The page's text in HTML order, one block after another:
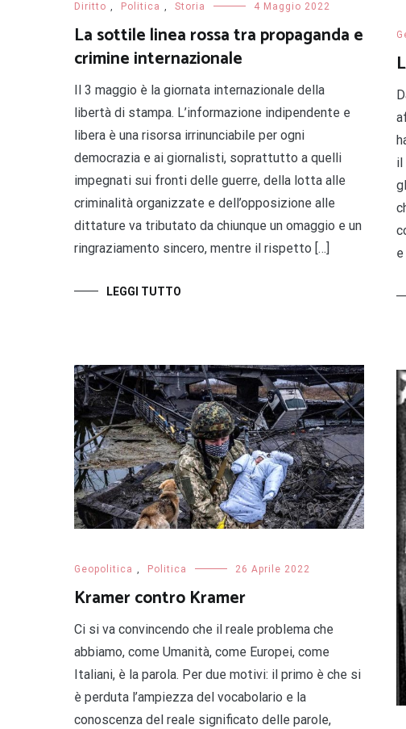
Diritto , Politica , Storia 4 Maggio 2022
La sottile linea rossa tra propaganda e
crimine internazionale
Il 3 maggio è la giornata internazionale della
libertà di stampa. L’informazione indipendente e
libera è una risorsa irrinunciabile per ogni
democrazia e ai giornalisti, soprattutto a quelli
impegnati sui fronti delle guerre, della lotta alle
criminalità organizzate e dell’opposizione alle
dittature va tributato da chiunque un omaggio e un
ringraziamento sincero, mentre il rispetto […]
LEGGI TUTTO
il
Geopolitica , Politica 26 Aprile 2022
Kramer contro Kramer
Ci si va convincendo che il reale problema che
abbiamo, come Umanità, come Europei, come
Italiani, è la parola. Per due motivi: il primo è che si
è perduta l’ampiezza del vocabolario e la
conoscenza del reale significato delle parole,